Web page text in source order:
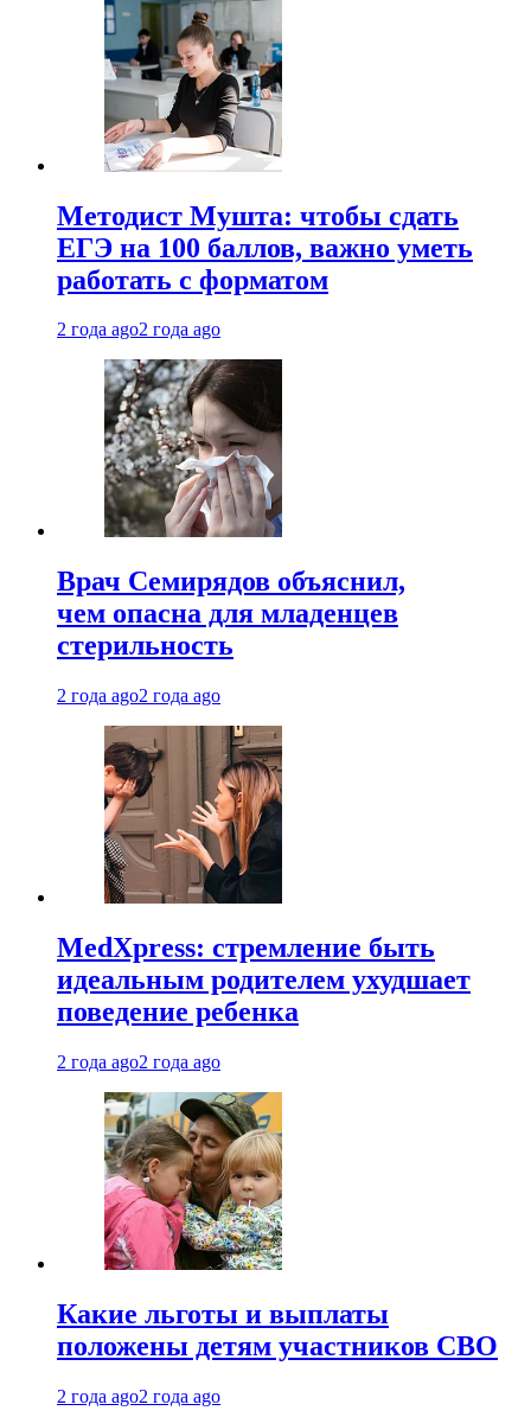
Методист Мушта: чтобы сдать
ЕГЭ на 100 баллов, важно уметь
работать с форматом
2 года ago2 года ago
Врач Семирядов объяснил,
чем опасна для младенцев
стерильность
2 года ago2 года ago
MedXpress: стремление быть
идеальным родителем ухудшает
поведение ребенка
2 года ago2 года ago
Какие льготы и выплаты
положены детям участников СВО
2 года ago2 года ago